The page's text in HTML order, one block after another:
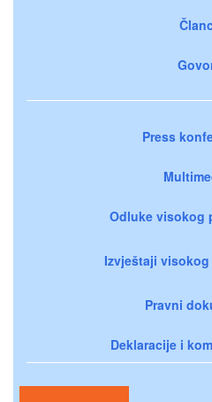
Press
Odluke visokog
Izvještaji
Pravni
Deklaracije i